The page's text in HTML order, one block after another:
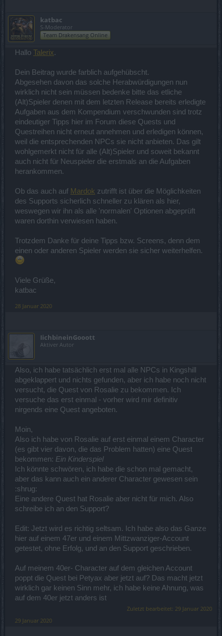
katbac
S-Moderator
Team Drakensang Online
Hallo Talerix.
Dein Beitrag wurde farblich aufgehübscht.
Abgesehen davon das solche Herabwürdigungen nun
wirklich nicht sein müssen bedenke bitte das etliche
(Alt)Spieler denen mit dem letzten Release bereits erledigte
Aufgaben aus dem Kompendium verschwunden sind trotz
eindeutiger Tipps hier im Forum diese Quests und
Questreihen nicht erneut annehmen und erledigen können,
weil die entsprechenden NPCs sie nicht anbieten. Das gilt
wohlgemerkt nicht für alle (Alt)Spieler und soweit bekannt
auch nicht für Neuspieler die erstmals an die Aufgaben
herankommen.
Ob das auch auf Mardok zutrifft ist über die Möglichkeiten
des Supports sicherlich schneller zu klären als hier,
weswegen wir ihn als alle 'normalen' Optionen abgeprüft
waren dorthin verwiesen haben.
Trotzdem Danke für deine Tipps bzw. Screens, denn dem
einen oder anderen Spieler werden sie sicher weiterhelfen.
Viele Grüße,
katbac
28 Januar 2020
IichbineinGooott
Aktiver Autor
Also, ich habe tatsächlich erst mal alle NPCs in Kingshill
abgeklappert und nichts gefunden, aber ich habe noch nicht
versucht, die Quest von Rosalie zu bekommen. Ich
versuche das erst einmal - vorher wird mir definitiv
nirgends eine Quest angeboten.
Moin,
Also ich habe von Rosalie auf erst einmal einem Character
(es gibt vier davon, die das Problem hatten) eine Quest
bekommen: Ein Kinderspiel
Ich könnte schwören, ich habe die schon mal gemacht,
aber das kann auch ein anderer Character gewesen sein
:shrug:
Eine andere Quest hat Rosalie aber nicht für mich. Also
schreibe ich an den Support?
Edit: Jetzt wird es richtig seltsam. Ich habe also das Ganze
hier auf einem 47er und einem Mittzwanziger-Account
getestet, ohne Erfolg, und an den Support geschrieben.
Auf meinem 40er- Character auf dem gleichen Account
poppt die Quest bei Petyax aber jetzt auf? Das macht jetzt
wirklich gar keinen Sinn mehr, ich habe keine Ahnung, was
auf dem 40er jetzt anders ist
Zuletzt bearbeitet: 29 Januar 2020
29 Januar 2020